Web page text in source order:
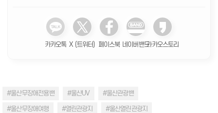
카카오톡 X (트위터) 페이스북 네이버밴드카카오스토리
#울산무장애전용밴 #울산UV #울산관광밴
#울산무장애여행 #열린관광지 #울산열린관광지